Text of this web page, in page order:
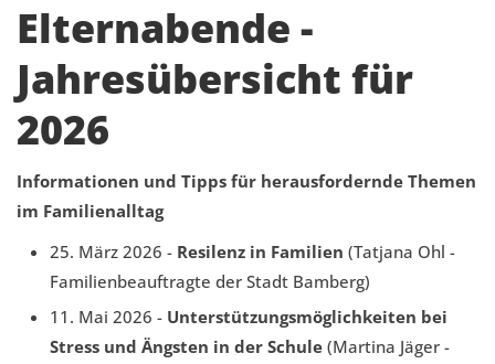
Elternabende -
Jahresübersicht für
2026
Informationen und Tipps für herausfordernde Themen
im Familienalltag
25. März 2026 - Resilenz in Familien (Tatjana Ohl -
Familienbeauftragte der Stadt Bamberg)
11. Mai 2026 - Unterstützungsmöglichkeiten bei
Stress und Ängsten in der Schule (Martina Jäger -